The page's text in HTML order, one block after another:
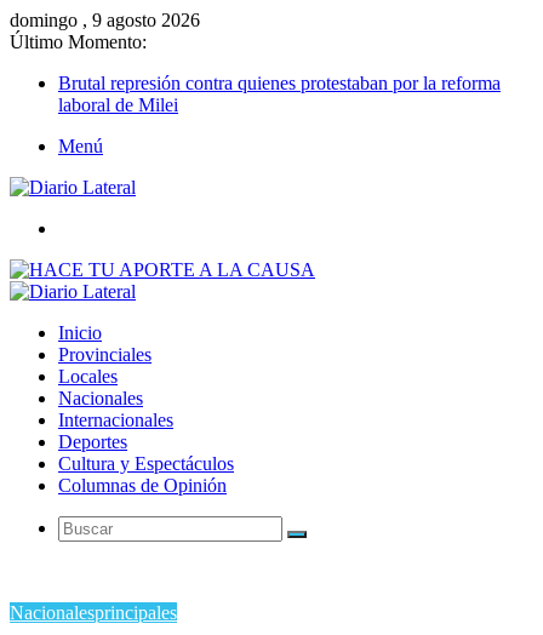
domingo , 9 agosto 2026
Último Momento:
Brutal represión contra quienes protestaban por la reforma
laboral de Milei
Menú
Inicio
Provinciales
Locales
Nacionales
Internacionales
Deportes
Cultura y Espectáculos
Columnas de Opinión
Buscar
Nacionalesprincipales